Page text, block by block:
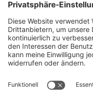
Impressum
Impressum
Cookie-Richtlinie (EU)